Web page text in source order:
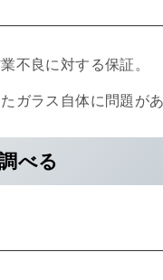
不良に対する保証。
たガラス自体に問題が
べる